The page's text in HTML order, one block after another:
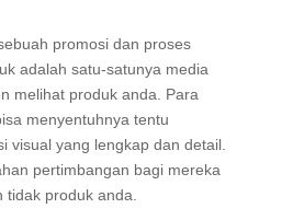
promosi dan proses
adalah satu-satunya media
melihat produk anda. Para
menyentuhnya tentu
visual yang lengkap dan detail.
pertimbangan bagi mereka
produk anda.